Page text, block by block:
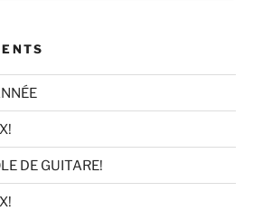
DE GUITARE!